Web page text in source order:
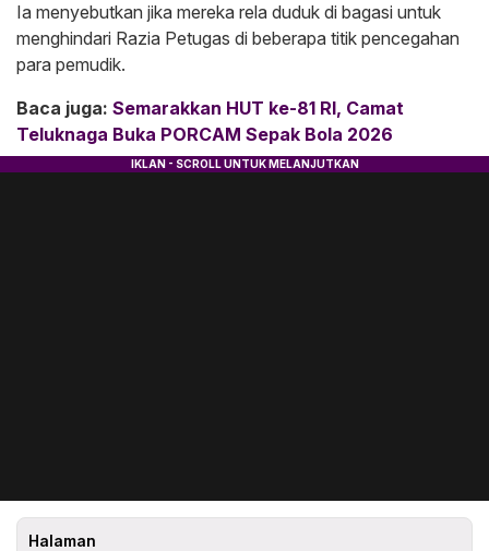
Ia menyebutkan jika mereka rela duduk di bagasi untuk
menghindari Razia Petugas di beberapa titik pencegahan
para pemudik.
Baca juga: Semarakkan HUT ke-81 RI, Camat
Teluknaga Buka PORCAM Sepak Bola 2026
Halaman